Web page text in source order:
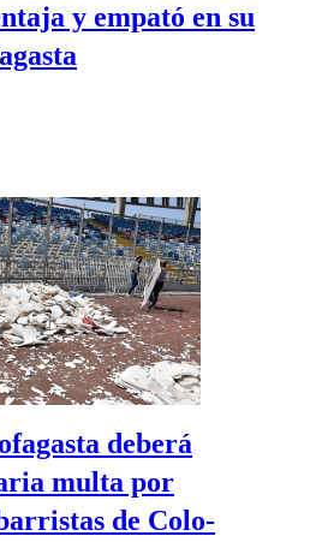
y empató en su
deberá
multa por
de Colo-